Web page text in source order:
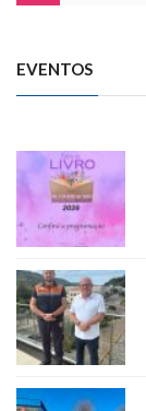
EVENTOS